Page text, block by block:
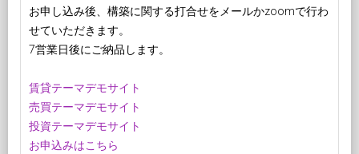
お申し込み後、構築に関する打合せをメールかzoomで行わ
せていただきます。
7営業日後にご納品します。
賃貸テーマデモサイト
売買テーマデモサイト
投資テーマデモサイト
お申込みはこちら